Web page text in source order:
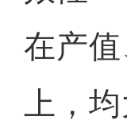
在产
上，